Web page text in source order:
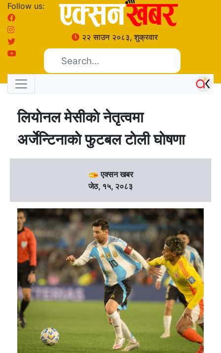
Follow us:
२२ साउन २०८३, शुक्रवार
लियाेनल मेसीकाे नेतृत्वमा
अर्जेन्टिनाकाे फुटबल टाेली घाेषणा
एक्सन खबर
जेठ, १५, २०८३